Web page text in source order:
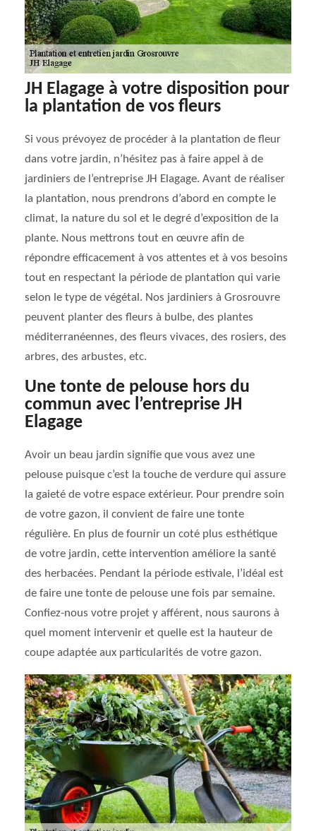
JH Elagage à votre disposition pour
la plantation de vos fleurs
Si vous prévoyez de procéder à la plantation de fleur
dans votre jardin, n’hésitez pas à faire appel à de
jardiniers de l’entreprise JH Elagage. Avant de réaliser
la plantation, nous prendrons d’abord en compte le
climat, la nature du sol et le degré d’exposition de la
plante. Nous mettrons tout en œuvre afin de
répondre efficacement à vos attentes et à vos besoins
tout en respectant la période de plantation qui varie
selon le type de végétal. Nos jardiniers à Grosrouvre
peuvent planter des fleurs à bulbe, des plantes
méditerranéennes, des fleurs vivaces, des rosiers, des
arbres, des arbustes, etc.
Une tonte de pelouse hors du
commun avec l’entreprise JH
Elagage
Avoir un beau jardin signifie que vous avez une
pelouse puisque c’est la touche de verdure qui assure
la gaieté de votre espace extérieur. Pour prendre soin
de votre gazon, il convient de faire une tonte
régulière. En plus de fournir un coté plus esthétique
de votre jardin, cette intervention améliore la santé
des herbacées. Pendant la période estivale, l’idéal est
de faire une tonte de pelouse une fois par semaine.
Confiez-nous votre projet y afférent, nous saurons à
quel moment intervenir et quelle est la hauteur de
coupe adaptée aux particularités de votre gazon.